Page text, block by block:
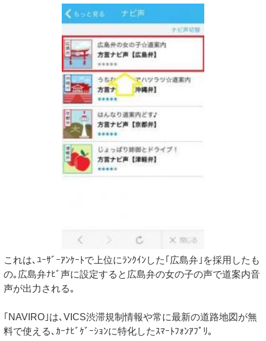
これは､ﾕｰｻﾞｰｱﾝｹｰﾄで上位にﾗﾝｸｲﾝした｢広島弁｣を採用したも
の｡広島弁ﾅﾋﾞ声に設定すると広島弁の女の子の声で道案内音
声が出力される｡
｢NAVIRO｣は､VICS渋滞規制情報や常に最新の道路地図が無
料で使える､ｶｰﾅﾋﾞｹﾞｰｼｮﾝに特化したｽﾏｰﾄﾌｫﾝｱﾌﾟﾘ｡